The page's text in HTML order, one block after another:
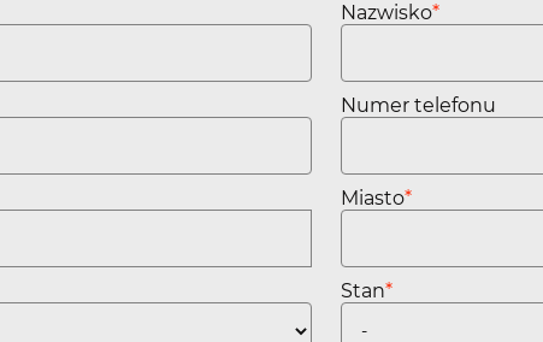
Nazwisko*
Numer telefonu
Miasto*
Stan*